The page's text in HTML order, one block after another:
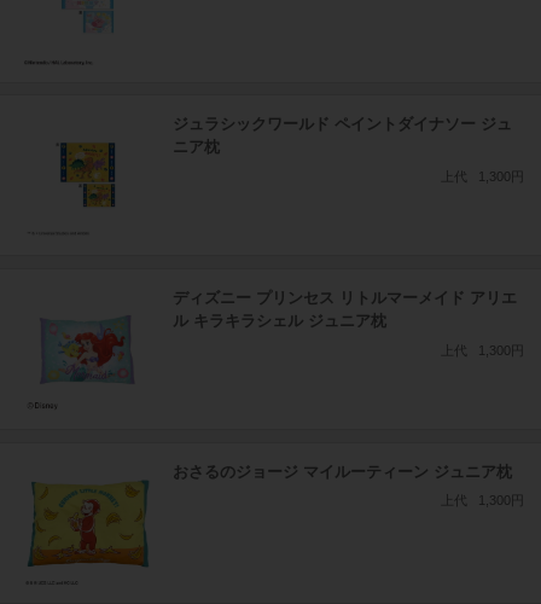
ジュラシックワールド ペイントダイナソー ジュ
ニア枕
上代 1,300円
ディズニー プリンセス リトルマーメイド アリエ
ル キラキラシェル ジュニア枕
上代 1,300円
おさるのジョージ マイルーティーン ジュニア枕
上代 1,300円